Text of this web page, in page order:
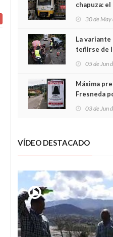
chapuza:
cabían por
30 de
La variante
teñirse de
05 de Jun
Máxima
Fresneda
03 de Jun
VÍDEO DESTACADO